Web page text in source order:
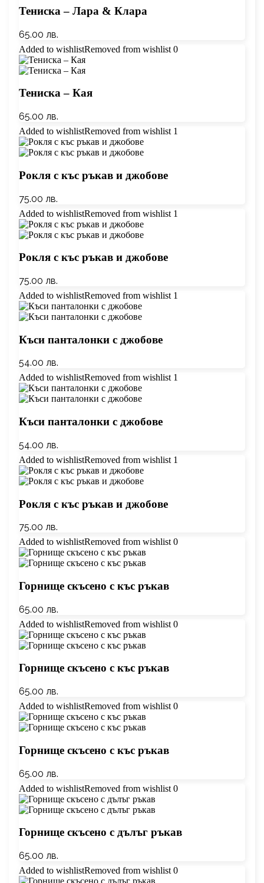
Тениска – Лара & Клара
65.00 лв.
Added to wishlistRemoved from wishlist 0
Тениска – Кая
65.00 лв.
Added to wishlistRemoved from wishlist 1
Рокля с къс ръкав и джобове
75.00 лв.
Added to wishlistRemoved from wishlist 1
Рокля с къс ръкав и джобове
75.00 лв.
Added to wishlistRemoved from wishlist 1
Къси панталонки с джобове
54.00 лв.
Added to wishlistRemoved from wishlist 1
Къси панталонки с джобове
54.00 лв.
Added to wishlistRemoved from wishlist 1
Рокля с къс ръкав и джобове
75.00 лв.
Added to wishlistRemoved from wishlist 0
Горнище скъсено с къс ръкав
65.00 лв.
Added to wishlistRemoved from wishlist 0
Горнище скъсено с къс ръкав
65.00 лв.
Added to wishlistRemoved from wishlist 0
Горнище скъсено с къс ръкав
65.00 лв.
Added to wishlistRemoved from wishlist 0
Горнище скъсено с дълъг ръкав
65.00 лв.
Added to wishlistRemoved from wishlist 0